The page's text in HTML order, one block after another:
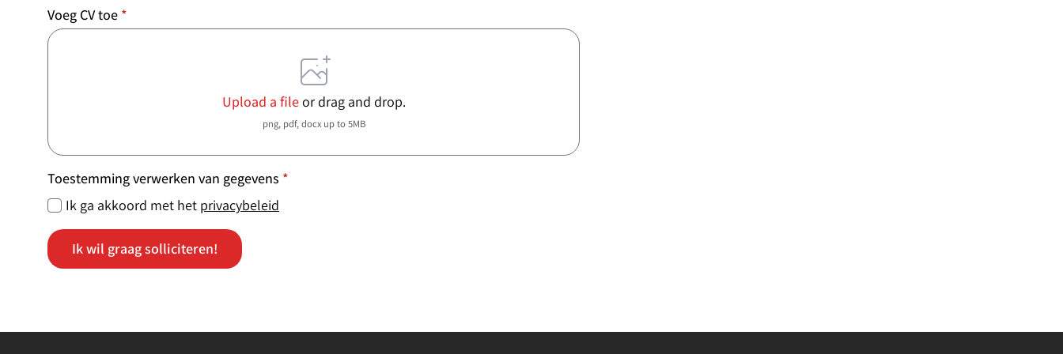
Voeg CV toe *
Upload a fileor drag and drop.
png, pdf, docx up to 5MB
Toestemming verwerken van gegevens *
Ik ga akkoord met het privacybeleid
Ik wil graag solliciteren!